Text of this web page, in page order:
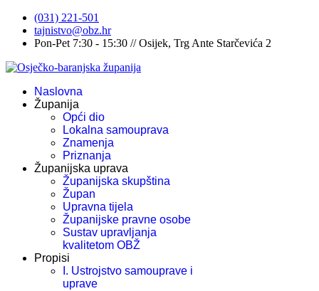
(031) 221-501
tajnistvo@obz.hr
Pon-Pet 7:30 - 15:30 // Osijek, Trg Ante Starčevića 2
Naslovna
Županija
Opći dio
Lokalna samouprava
Znamenja
Priznanja
Županijska uprava
Županijska skupština
Župan
Upravna tijela
Županijske pravne osobe
Sustav upravljanja
kvalitetom OBŽ
Propisi
I. Ustrojstvo samouprave i
uprave